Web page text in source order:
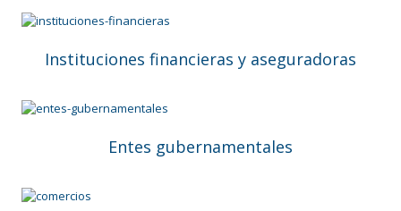
Instituciones financieras y aseguradoras
Entes gubernamentales